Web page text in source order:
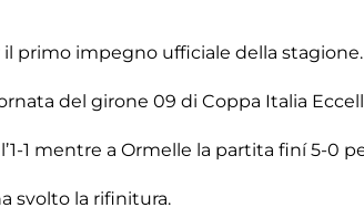
primo impegno ufficiale della stagione.
del girone 09 di Coppa Italia
1 mentre a Ormelle la partita finí 5-0
svolto la rifinitura.